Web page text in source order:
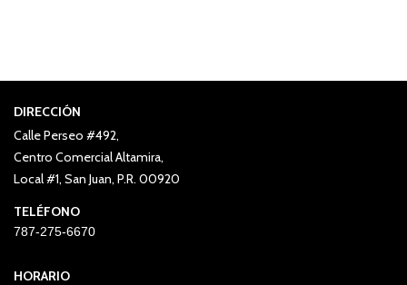
DIRECCIÓN
Calle Perseo #492,
Centro Comercial Altamira,
Local #1, San Juan, P.R. 00920
TELÉFONO
787-275-6670
HORARIO